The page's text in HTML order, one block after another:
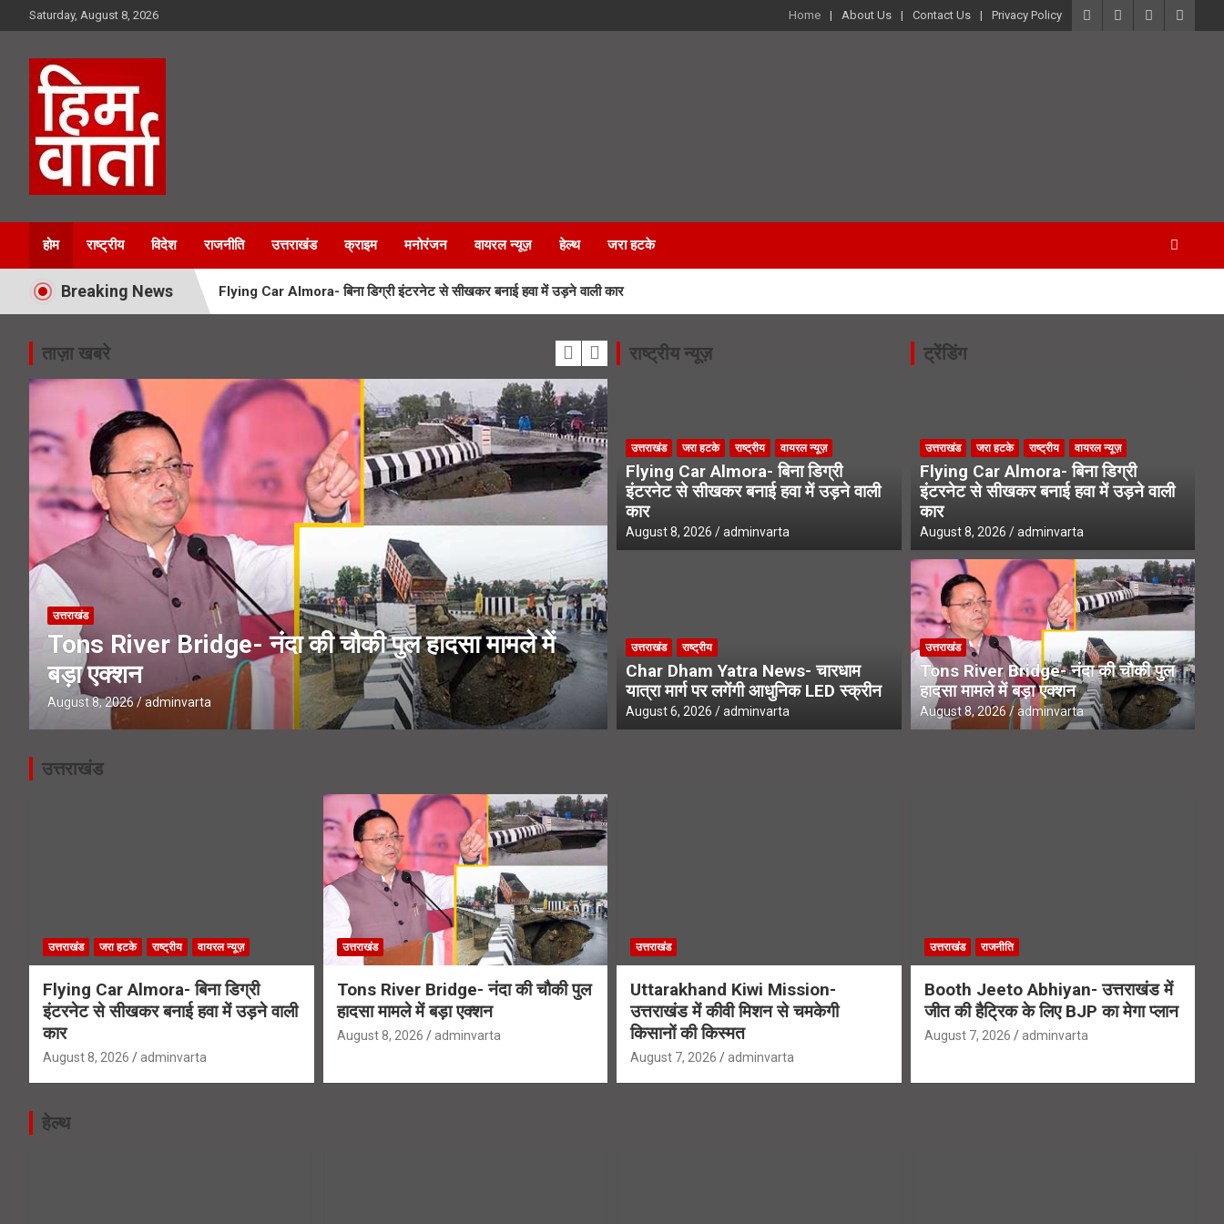
to
Saturday, August 8, 2026 Home About Us Contact Us Privacy Policy
Him Varta
होम राष्ट्रीय विदेश राजनीति उत्तराखंड क्राइम मनोरंजन वायरल न्यूज़ हेल्थ जरा हटके
Breaking News Flying Car Almora- बिना डिग्री इंटरनेट से सीखकर बनाई हवा में उड़ने वाली कार
Uttarakhand Kiwi Mission- उत्तराखंड में कीवी मिशन से चमकेगी किसानों की किस्मत
Booth Jeeto Abhiyan- उत्तराखंड में जीत की हैट्रिक के लिए BJP का मेगा प्लान
UPNL Employees News- 22 हजार उपनल कर्मचारियों के भविष्य पर हाईकोर्ट में सुनवाई
ताज़ा खबरे
उत्तराखंड
Tons River Bridge- नंदा की चौकी पुल हादसा मामले में
बड़ा एक्शन
August 8, 2026 adminvarta
Uttarakhand Kiwi Mission- उत्तराखंड में कीवी मिशन
से चमकेगी किसानों की किस्मत
August 7, 2026 adminvarta
राष्ट्रीय न्यूज़
उत्तराखंड जरा हटके राष्ट्रीय वायरल न्यूज़
Flying Car Almora- बिना डिग्री
इंटरनेट से सीखकर बनाई हवा में उड़ने वाली
कार
August 8, 2026 adminvarta
उत्तराखंड राष्ट्रीय
Char Dham Yatra News- चारधाम
यात्रा मार्ग पर लगेंगी आधुनिक LED स्क्रीन
August 6, 2026 adminvarta
ट्रेंडिंग
उत्तराखंड जरा हटके राष्ट्रीय वायरल न्यूज़
Flying Car Almora- बिना डिग्री
इंटरनेट से सीखकर बनाई हवा में उड़ने वाली
कार
August 8, 2026 adminvarta
उत्तराखंड
Tons River Bridge- नंदा की चौकी पुल
हादसा मामले में बड़ा एक्शन
August 8, 2026 adminvarta
उत्तराखंड
उत्तराखंड जरा हटके राष्ट्रीय वायरल न्यूज़
Flying Car Almora- बिना डिग्री
इंटरनेट से सीखकर बनाई हवा में उड़ने वाली
कार
August 8, 2026 adminvarta
उत्तराखंड
Tons River Bridge- नंदा की चौकी पुल
हादसा मामले में बड़ा एक्शन
August 8, 2026 adminvarta
उत्तराखंड
Uttarakhand Kiwi Mission-
उत्तराखंड में कीवी मिशन से चमकेगी
किसानों की किस्मत
August 7, 2026 adminvarta
उत्तराखंड राजनीति
Booth Jeeto Abhiyan- उत्तराखंड में
जीत की हैट्रिक के लिए BJP का मेगा प्लान
August 7, 2026 adminvarta
हेल्थ